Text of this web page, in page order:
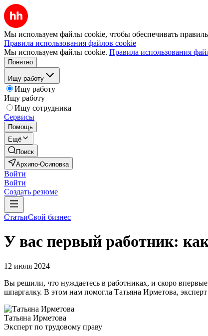
Мы используем файлы cookie, чтобы обеспечивать
Правила использования файлов cookie
Мы используем файлы cookie. Правила использования
Понятно
Ищу работу
Ищу работу
Ищу работу
Ищу сотрудника
Сервисы
Помощь
Ещё
Поиск
Архипо-Осиповка
Войти
Войти
Создать резюме
СтатьиСвой бизнес
У вас первый работник:
12 июля 2024
Вы решили, что нуждаетесь в работниках, и скоро
шпаргалку. В этом нам помогла Татьяна Ирметова,
Татьяна Ирметова
Эксперт по трудовому праву